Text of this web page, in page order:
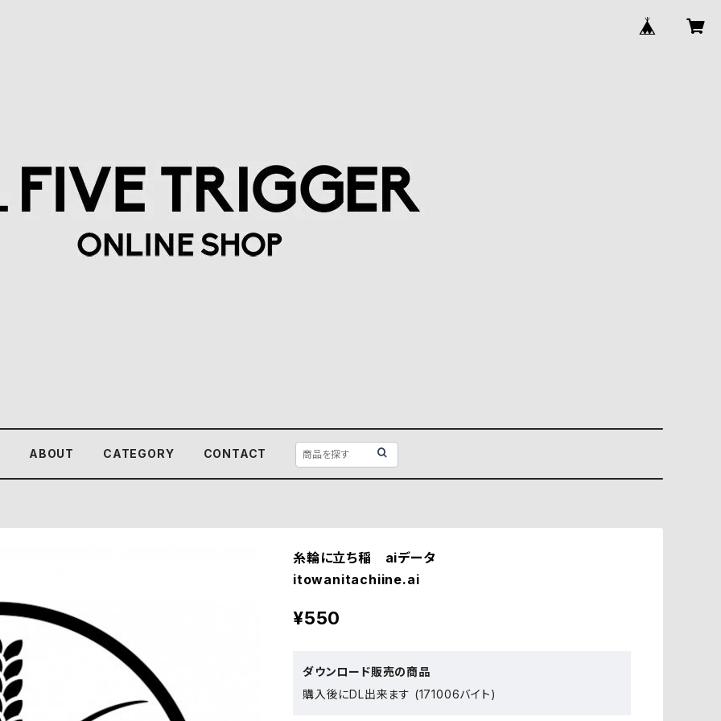
ABOUT CATEGORY CONTACT
糸輪に立ち稲 aiデータ
itowanitachiine.ai
¥550
ダウンロード販売の商品
購入後にDL出来ます (171006バイト)